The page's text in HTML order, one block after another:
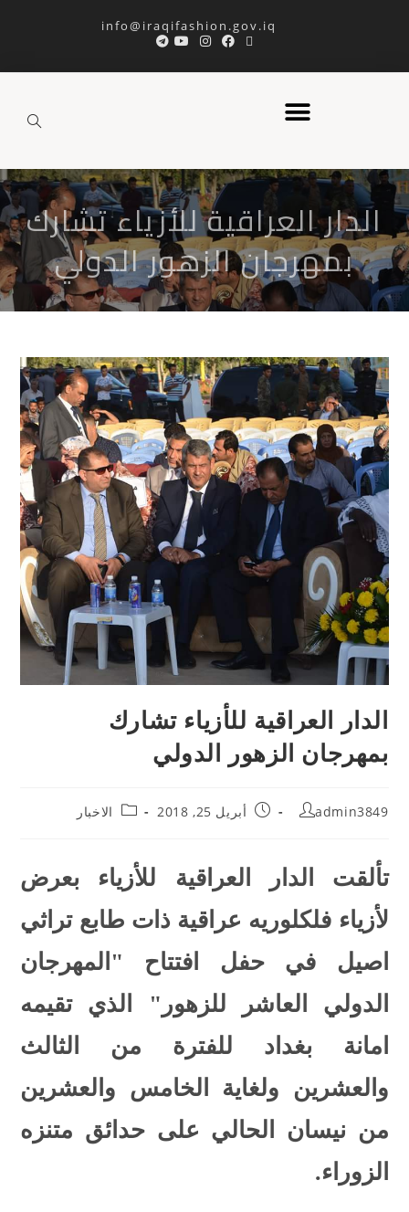
الدار العراقية للأزياء تشارك
بمهرجان الزهور الدولي
الدار العراقية للأزياء تشارك
بمهرجان الزهور الدولي
admin3849 أبريل 25, 2018 الاخبار
تألقت الدار العراقية للأزياء بعرض
لأزياء فلكلوريه عراقية ذات طابع تراثي
اصيل في حفل افتتاح "المهرجان
الدولي العاشر للزهور" الذي تقيمه
امانة بغداد للفترة من الثالث
والعشرين ولغاية الخامس والعشرين
من نيسان الحالي على حدائق متنزه
الزوراء.